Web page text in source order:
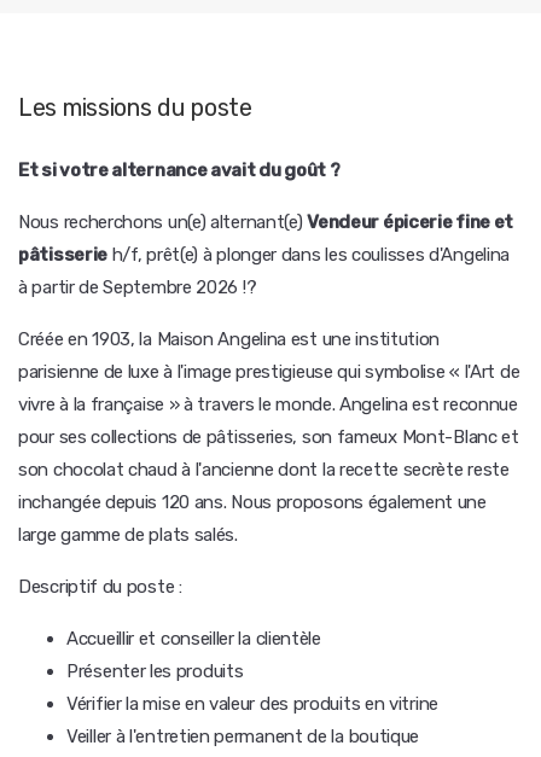
Les missions du poste
Et si votre alternance avait du goût ?
Nous recherchons un(e) alternant(e)Vendeur épicerie fine et
pâtisserie h/f, prêt(e) à plonger dans les coulisses d'Angelina
à partir de Septembre 2026 !?
Créée en 1903, la Maison Angelina est une institution
parisienne de luxe à l'image prestigieuse qui symbolise « l'Art de
vivre à la française » à travers le monde. Angelina est reconnue
pour ses collections de pâtisseries, son fameux Mont-Blanc et
son chocolat chaud à l'ancienne dont la recette secrète reste
inchangée depuis 120 ans. Nous proposons également une
large gamme de plats salés.
Descriptif du poste :
Accueillir et conseiller la clientèle
Présenter les produits
Vérifier la mise en valeur des produits en vitrine
Veiller à l'entretien permanent de la boutique